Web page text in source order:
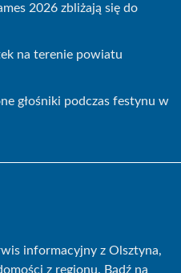
2026 zbliżają się do
na terenie powiatu
głośniki podczas festynu w
informacyjny z Olsztyna,
z regionu. Bądź na